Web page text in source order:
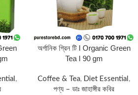
,
অর্গানিক গ্রিন টি I Organic Green
Tea I 90 gm
Coffee & Tea, Diet Essential ,
পণ্য – ডাঃ জাহাঙ্গীর কবির